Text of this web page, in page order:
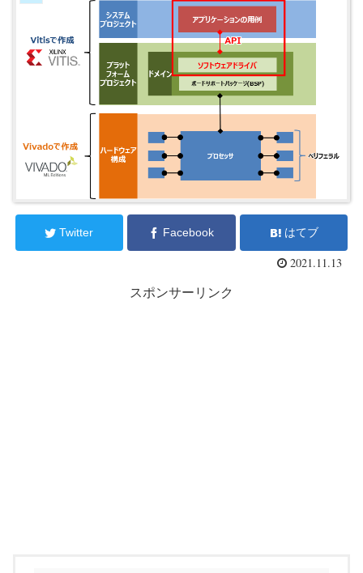
Twitter Facebook はてブ
2021.11.13
スポンサーリンク